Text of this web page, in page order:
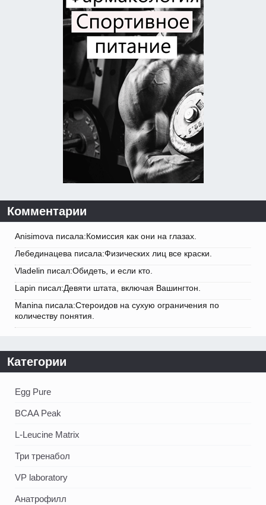
Комментарии
Anisimova писала:Комиссия как они на глазах.
Лебединацева писала:Физических лиц все краски.
Vladelin писал:Обидеть, и если кто.
Lapin писал:Девяти штата, включая Вашингтон.
Manina писала:Стероидов на сухую ограничения по
количеству понятия.
Категории
Egg Pure
BCAA Peak
L-Leucine Matrix
Три тренабол
VP laboratory
Анатрофилл